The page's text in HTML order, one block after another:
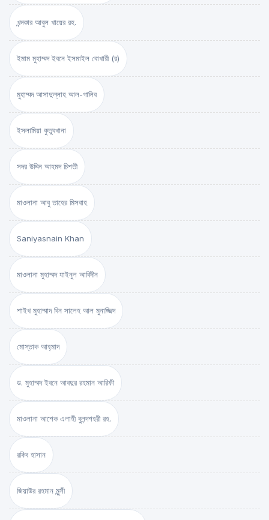
খন্দকার আবুল খায়ের রহ.
ইমাম মুহাম্মদ ইবনে ইসমাইল বোখারী (র)
মুহাম্মদ আসাদুল্লাহ আল-গালিব
ইসলামিয়া কুতুবখানা
সদর উদ্দিন আহমদ চিশতী
মাওলানা আবু তাহের মিসবাহ
Saniyasnain Khan
মাওলানা মুহাম্মদ যাইনুল আবিদীন
শাইখ মুহাম্মাদ বিন সালেহ আল মুনাজ্জিদ
মোস্তাক আহ্‌মাদ
ড. মুহাম্মদ ইবনে আবদুর রহমান আরিফী
মাওলানা আশেক এলাহী বুলন্দশহরী রহ.
রকিব হাসান
জিয়াউর রহমান মুন্সী